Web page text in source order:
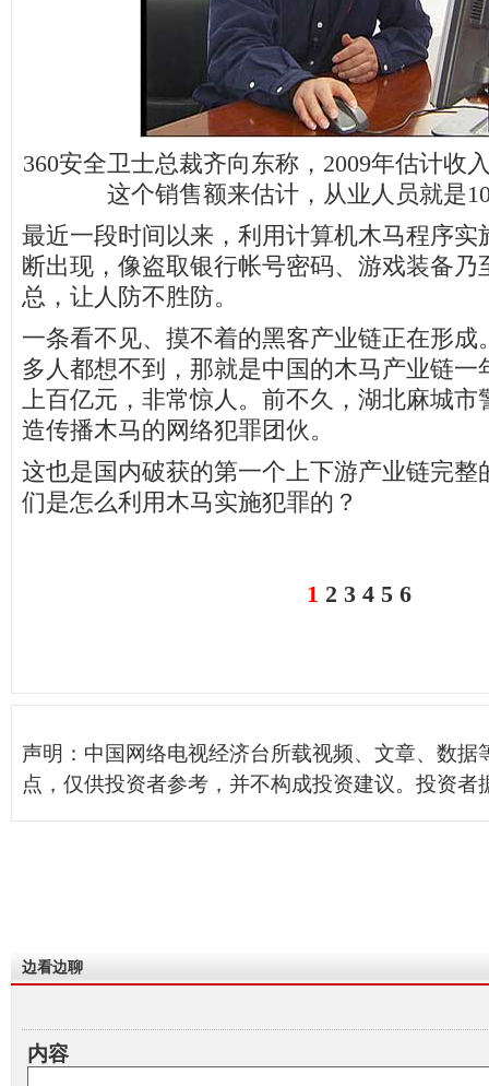
360安全卫士总裁齐向东称，2009年估计收
这个销售额来估计，从业人员就是
最近一段时间以来，利用计算机木马程序实
断出现，像盗取银行帐号密码、游戏装备乃
总，让人防不胜防。
一条看不见、摸不着的黑客产业链正在形成
多人都想不到，那就是中国的木马产业链一
上百亿元，非常惊人。前不久，湖北麻城市
造传播木马的网络犯罪团伙。
这也是国内破获的第一个上下游产业链完整
们是怎么利用木马实施犯罪的？
1 2 3 4 5 6
声明：中国网络电视经济台所载视频、文章、数据
点，仅供投资者参考，并不构成投资建议。投资者
边看边聊
内容